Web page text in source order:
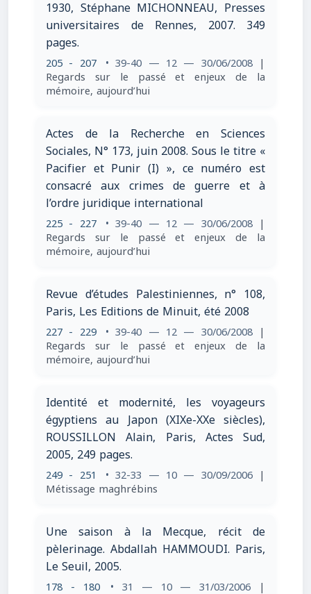
1930, Stéphane MICHONNEAU, Presses
universitaires de Rennes, 2007. 349
pages.
205 - 207 • 39-40 — 12 — 30/06/2008 |
Regards sur le passé et enjeux de la
mémoire, aujourd’hui
Actes de la Recherche en Sciences
Sociales, N° 173, juin 2008. Sous le titre «
Pacifier et Punir (I) », ce numéro est
consacré aux crimes de guerre et à
l’ordre juridique international
225 - 227 • 39-40 — 12 — 30/06/2008 |
Regards sur le passé et enjeux de la
mémoire, aujourd’hui
Revue d’études Palestiniennes, n° 108,
Paris, Les Editions de Minuit, été 2008
227 - 229 • 39-40 — 12 — 30/06/2008 |
Regards sur le passé et enjeux de la
mémoire, aujourd’hui
Identité et modernité, les voyageurs
égyptiens au Japon (XIXe-XXe siècles),
ROUSSILLON Alain, Paris, Actes Sud,
2005, 249 pages.
249 - 251 • 32-33 — 10 — 30/09/2006 |
Métissage maghrébins
Une saison à la Mecque, récit de
pèlerinage. Abdallah HAMMOUDI. Paris,
Le Seuil, 2005.
178 - 180 • 31 — 10 — 31/03/2006 |